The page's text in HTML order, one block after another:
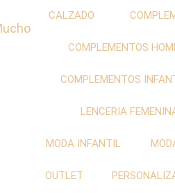
CALZADO
COMPLEMENTOS
COMPLEMENTOS
LENCERIA
MODA INFANTIL
OUTLET